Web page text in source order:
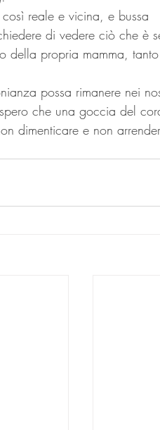
reale e vicina, e bussa
di vedere ciò che è
della propria mamma,
possa rimanere nei
che una goccia del
dimenticare e non